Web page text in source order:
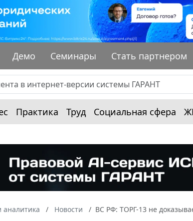
Демо Семинары Стать партнером
Практика Труд Социальная сфера
аналитика Новости ВС РФ: ТОРГ-13 не